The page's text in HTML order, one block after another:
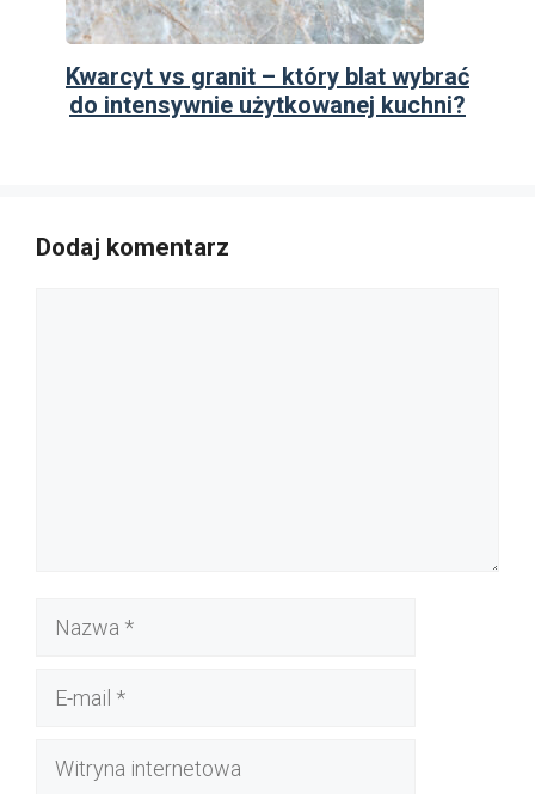
Kwarcyt vs granit – który blat wybrać
do intensywnie użytkowanej kuchni?
Dodaj komentarz
Nazwa
Witryna